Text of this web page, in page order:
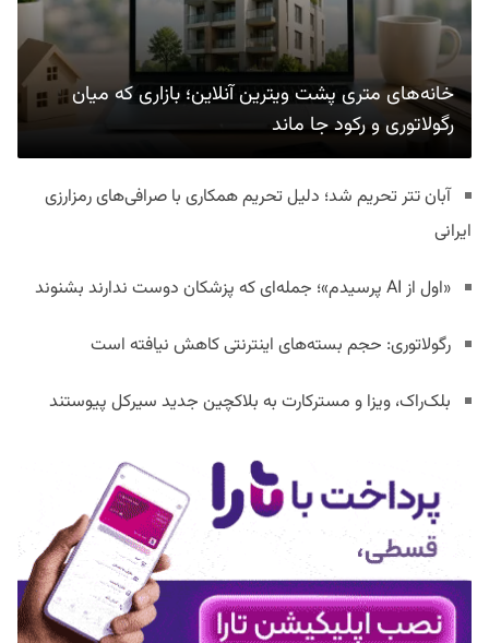
خانه‌های متری پشت ویترین آنلاین؛ بازاری که میان
رگولاتوری و رکود جا ماند
آبان تتر تحریم شد؛ دلیل تحریم همکاری با صرافی‌های رمزارزی
ایرانی
«اول از AI پرسیدم»؛ جمله‌ای که پزشکان دوست ندارند بشنوند
رگولاتوری: حجم بسته‌های اینترنتی کاهش نیافته است
بلک‌راک، ویزا و مسترکارت به بلاکچین جدید سیرکل پیوستند